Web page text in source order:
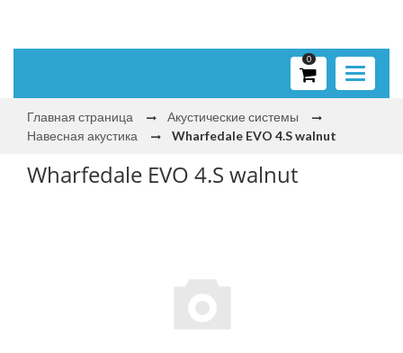
Toggle
0
Главная страница
Акустические системы
Навесная акустика
Wharfedale EVO 4.S walnut
Wharfedale EVO 4.S walnut